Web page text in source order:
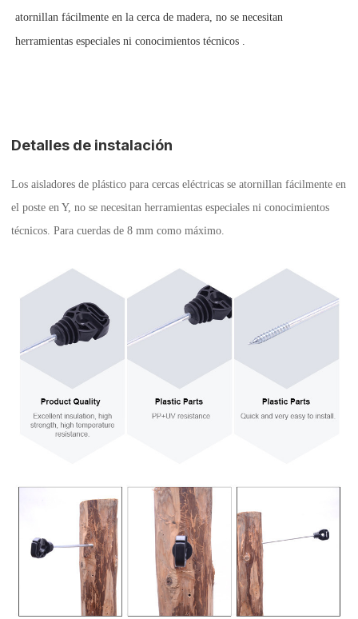
atornillan fácilmente en la cerca de madera, no se necesitan
herramientas especiales ni conocimientos técnicos
Detalles de instalación
Los aisladores de plástico para cercas eléctricas se atornillan fácilmente en
el poste en Y, no se necesitan herramientas especiales ni conocimientos
técnicos. Para cuerdas de 8 mm como máximo.